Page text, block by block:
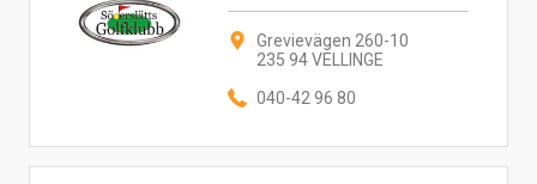
Grevievägen 260-10
235 94 VELLINGE
040-42 96 80